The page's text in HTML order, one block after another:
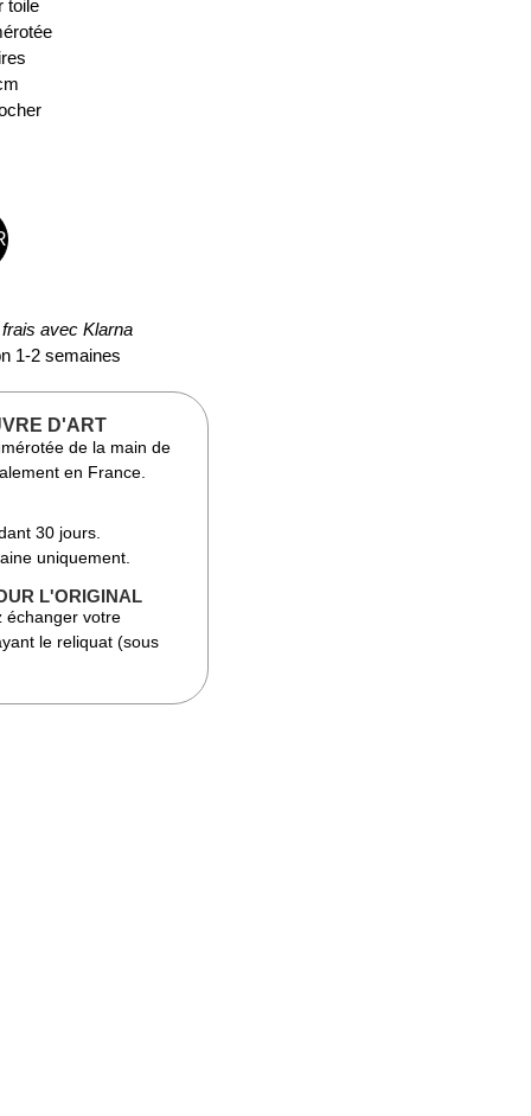
toile
avec Klarna
1-2 semaines
D'ART
de la main de
en France.
30 jours.
uniquement.
L'ORIGINAL
échanger votre
le reliquat (sous